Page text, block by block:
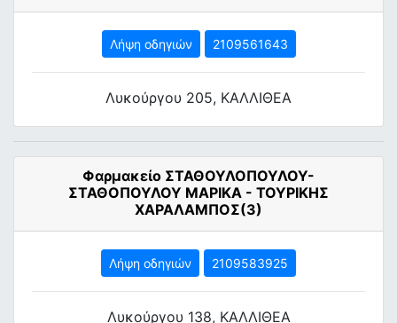
Λήψη οδηγιών 2109561643
Λυκούργου 205, ΚΑΛΛΙΘΕΑ
Φαρμακείο ΣΤΑΘΟΥΛΟΠΟΥΛΟΥ-
ΣΤΑΘΟΠΟΥΛΟΥ ΜΑΡΙΚΑ - ΤΟΥΡΙΚΗΣ
ΧΑΡΑΛΑΜΠΟΣ(3)
Λήψη οδηγιών 2109583925
Λυκούργου 138, ΚΑΛΛΙΘΕΑ